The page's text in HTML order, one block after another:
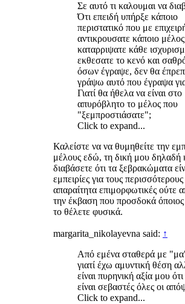
Σε αυτό τι καλουμαι να
Ότι επειδή υπήρξε κάποιο
περιστατικό που με
αντικρουσατε κάποιο
καταρριψατε κάθε
εκθεσατε το κενό και
όσων έγραψε, δεν θα
γράψω αυτό που έγραψα
Γιατί θα ήθελα να είναι στο
απυρόβλητο το μέλος που
"ξεμπροστιάσατε";
Click to expand...
Καλείστε να να θυμηθείτε την
μέλους εδώ, τη δική μου δηλαδή
διαβάσετε ότι τα ξεβρακώματα
εμπειρίες για τους περισσότερους
απαραίτητα επιμορφωτικές ούτε
την έκβαση που προσδοκά όποιος
το θέλετε φυσικά.
margarita_nikolayevna said: ↑
Από εμένα σταθερά με
γιατί έχω αμυντική θέση
είναι πυρηνική αξία μου
είναι σεβαστές όλες οι
Click to expand...